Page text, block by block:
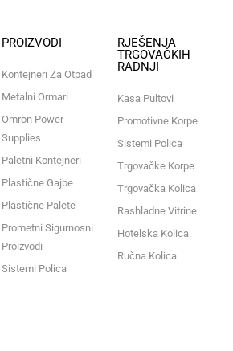
PROIZVODI
Kontejneri Za Otpad
Metalni Ormari
Omron Power
Supplies
Paletni Kontejneri
Plastične Gajbe
Plastične Palete
Prometni Sigurnosni
Proizvodi
Sistemi Polica
RJEŠENJA
TRGOVAČKIH
RADNJI
Kasa Pultovi
Promotivne Korpe
Sistemi Polica
Trgovačke Korpe
Trgovačka Kolica
Rashladne Vitrine
Hotelska Kolica
Ručna Kolica